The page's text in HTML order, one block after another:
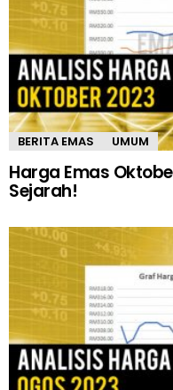
BERITA EMAS UMUM
Harga Emas
Sejarah!